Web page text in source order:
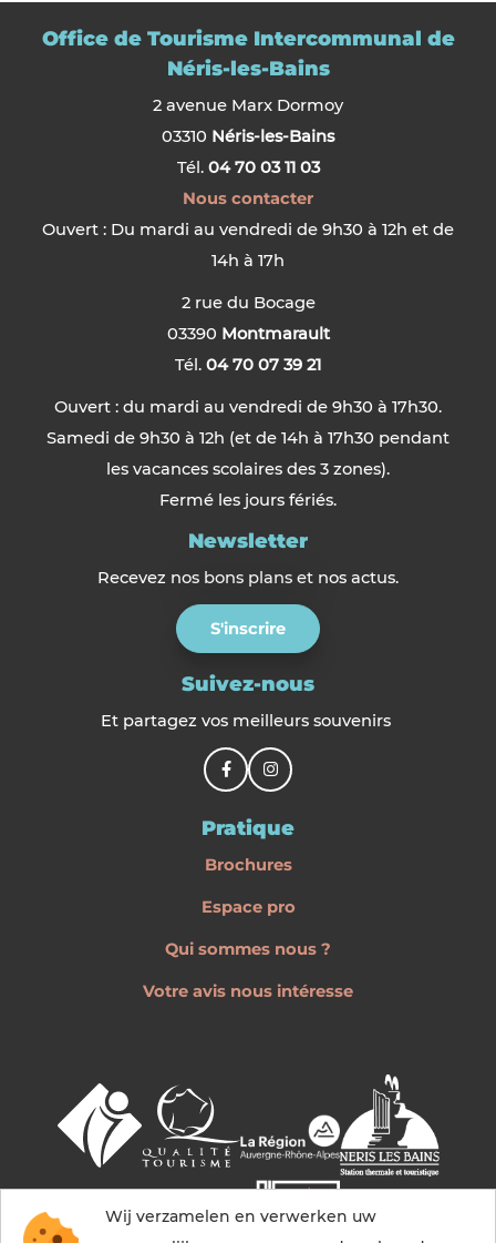
Office de Tourisme Intercommunal de
Néris-les-Bains
2 avenue Marx Dormoy
03310 Néris-les-Bains
Tél. 04 70 03 11 03
Nous contacter
Ouvert : Du mardi au vendredi de 9h30 à 12h et de
14h à 17h
2 rue du Bocage
03390 Montmarault
Tél. 04 70 07 39 21
Ouvert : du mardi au vendredi de 9h30 à 17h30.
Samedi de 9h30 à 12h (et de 14h à 17h30 pendant
les vacances scolaires des 3 zones).
Fermé les jours fériés.
Newsletter
Recevez nos bons plans et nos actus.
S'inscrire
Suivez-nous
Et partagez vos meilleurs souvenirs
Pratique
Brochures
Espace pro
Qui sommes nous ?
Votre avis nous intéresse
Wij verzamelen en verwerken uw